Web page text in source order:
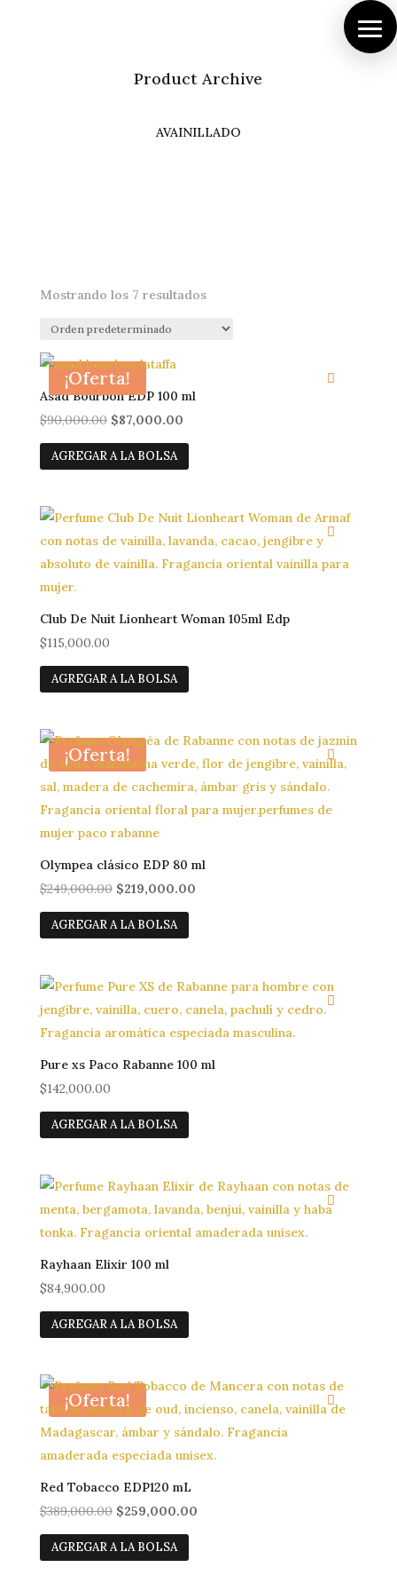
Casa
Tienda
sobre nosotros
Product Archive
AVAINILLADO
Mostrando los 7 resultados
¡Oferta!
Asad Bourbon EDP 100 ml
$90,000.00 El
precio
original
$90,000.00.
$87,000.00El
precio
actual
$87,000.00.
AGREGAR A LA BOLSA
Club De Nuit Lionheart Woman 105ml Edp
$115,000.00
AGREGAR A LA BOLSA
¡Oferta!
Olympea clásico EDP 80 ml
$249,000.00 El
precio
original
$249,000.00.
$219,000.00El
$219,000.00.
AGREGAR A LA BOLSA
Pure xs Paco Rabanne 100 ml
$142,000.00
AGREGAR A LA BOLSA
Rayhaan Elixir 100 ml
$84,900.00
AGREGAR A LA BOLSA
¡Oferta!
Red Tobacco EDP120 mL
$389,000.00 El
precio
original
$259,000.00El
AGREGAR A LA BOLSA